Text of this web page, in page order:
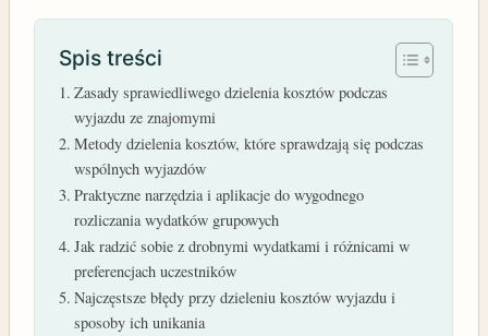
Spis treści
Zasady sprawiedliwego dzielenia kosztów podczas
wyjazdu ze znajomymi
Metody dzielenia kosztów, które sprawdzają się podczas
wspólnych wyjazdów
Praktyczne narzędzia i aplikacje do wygodnego
rozliczania wydatków grupowych
Jak radzić sobie z drobnymi wydatkami i różnicami w
preferencjach uczestników
Najczęstsze błędy przy dzieleniu kosztów wyjazdu i
sposoby ich unikania